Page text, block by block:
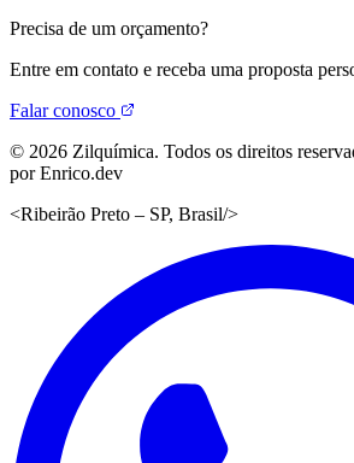
Precisa de um orçamento?
Entre em contato e receba uma proposta
Falar conosco
© 2026 Zilquímica. Todos os direitos
por Enrico.dev
<Ribeirão Preto – SP, Brasil/>